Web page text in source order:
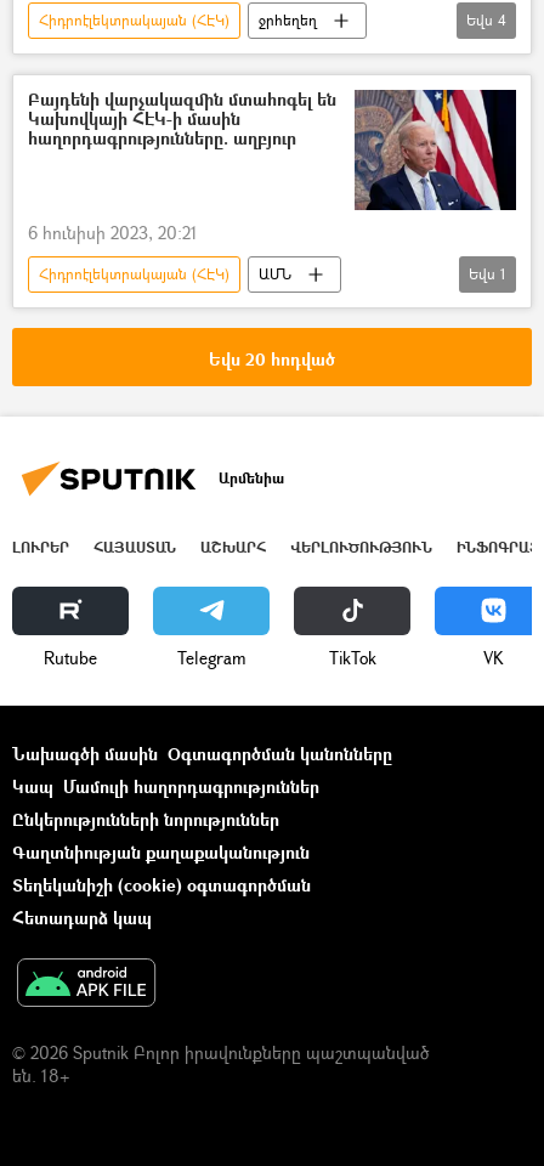
Հիդրոէլեկտրակայան (ՀԷԿ)
ջրհեղեղ
Ուկրաինա
գնդակոծություն
տեսանյութ
Տեսանյութեր
Եվս 4
Բայդենի վարչակազմին մտահոգել են
Կախովկայի ՀԷԿ-ի մասին
հաղորդագրությունները. աղբյուր
6 հունիսի 2023, 20:21
Հիդրոէլեկտրակայան (ՀԷԿ)
ԱՄՆ
Ջո Բայդեն
Եվս 1
Եվս 20 հոդված
Արմենիա
ԼՈՒՐԵՐ ՀԱՅԱՍՏԱՆ ԱՇԽԱՐՀ ՎԵՐԼՈՒԾՈՒԹՅՈՒՆ
Rutube Telegram ТikТоk VK
Նախագծի մասին Օգտագործման կանոնները
Կապ Մամուլի հաղորդագրություններ
Ընկերությունների նորություններ
Գաղտնիության քաղաքականություն
Տեղեկանիշի (cookie) օգտագործման
Հետադարձ կապ
© 2026 Sputnik Բոլոր իրավունքները պաշտպանված
են. 18+